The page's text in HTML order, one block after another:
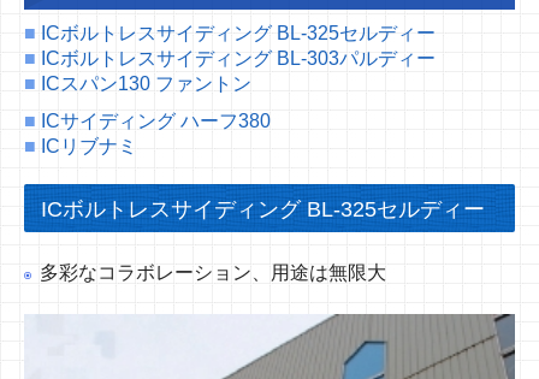
屋根材風圧力計算
会社案内
採用情報
リクナビ
■ ICボルトレスサイディング BL-325セルディー
■ ICボルトレスサイディング BL-303パルディー
■ ICスパン130 ファントン
■ ICサイディング ハーフ380
■ ICリブナミ
ICボルトレスサイディング BL-325セルディー
多彩なコラボレーション、用途は無限大